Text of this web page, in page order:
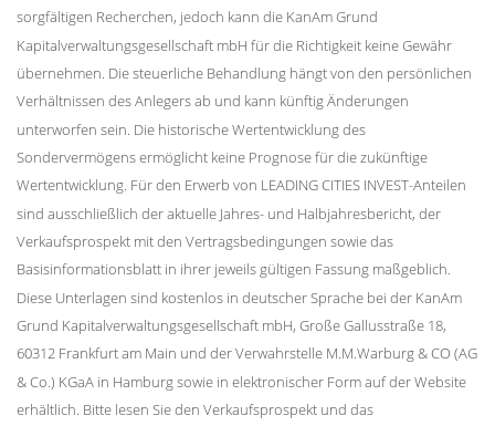
sorgfältigen Recherchen, jedoch kann die KanAm Grund
Kapitalverwaltungsgesellschaft mbH für die Richtigkeit keine Gewähr
übernehmen. Die steuerliche Behandlung hängt von den persönlichen
Verhältnissen des Anlegers ab und kann künftig Änderungen
unterworfen sein. Die historische Wertentwicklung des
Sondervermögens ermöglicht keine Prognose für die zukünftige
Wertentwicklung. Für den Erwerb von LEADING CITIES INVEST-Anteilen
sind ausschließlich der aktuelle Jahres- und Halbjahresbericht, der
Verkaufsprospekt mit den Vertragsbedingungen sowie das
Basisinformationsblatt in ihrer jeweils gültigen Fassung maßgeblich.
Diese Unterlagen sind kostenlos in deutscher Sprache bei der KanAm
Grund Kapitalverwaltungsgesellschaft mbH, Große Gallusstraße 18,
60312 Frankfurt am Main und der Verwahrstelle M.M.Warburg & CO (AG
& Co.) KGaA in Hamburg sowie in elektronischer Form auf der Website
erhältlich. Bitte lesen Sie den Verkaufsprospekt und das